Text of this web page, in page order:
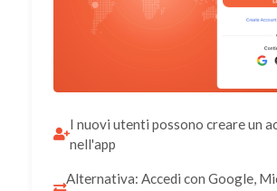
I nuovi utenti possono creare un
nell'app
Alternativa: Accedi con Google,